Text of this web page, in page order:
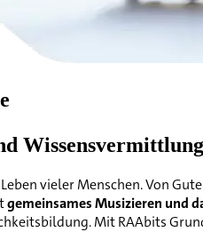
vieler Menschen. Von
gemeinsames Musizieren und
Mit RAAbits